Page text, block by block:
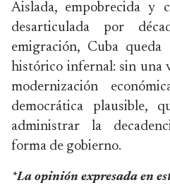
Aislada, empobrecida y
desarticulada por
emigración, Cuba
histórico infernal: sin una
modernización
democrática plausible,
administrar la
forma de gobierno.
*La opinión expresada en